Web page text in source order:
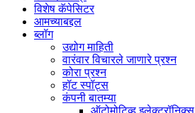
विशेष कॅपेसिटर
आमच्याबद्दल
ब्लॉग
उद्योग माहिती
वारंवार विचारले जाणारे प्रश्न
कोरा प्रश्न
हॉट स्पॉट्स
कंपनी बातम्या
ऑटोमोटिव्ह इलेक्ट्रॉनिक्स